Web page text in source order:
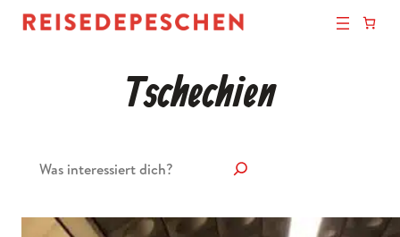
Tschechien